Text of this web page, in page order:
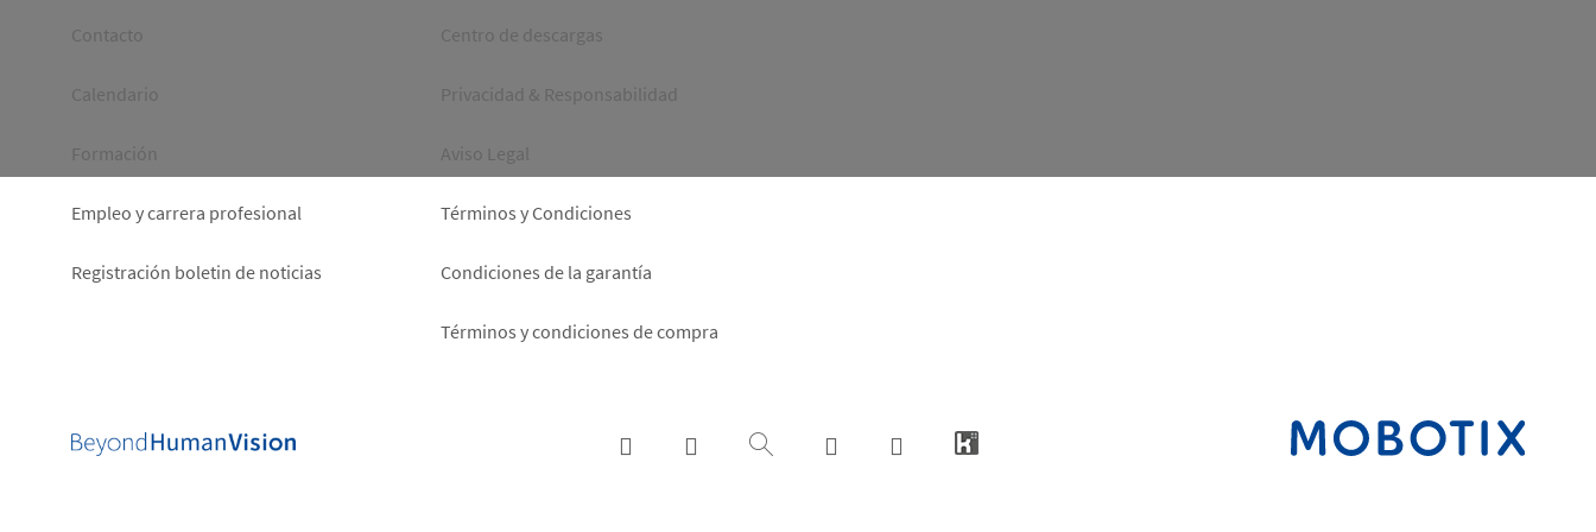
Footer
left
Contacto
Calendario
Formación
Empleo y carrera profesional
Registración boletin de noticias
Footer
right
Centro de descargas
Privacidad & Responsabilidad
Aviso Legal
Términos y Condiciones
Condiciones de la garantía
Términos y condiciones de compra